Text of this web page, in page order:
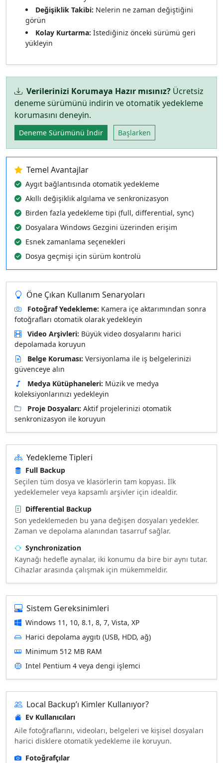
Değişiklik Takibi: Nelerin ne zaman değiştiğini
görün
Kolay Kurtarma: İstediğiniz önceki sürümü geri
yükleyin
Verilerinizi Korumaya Hazır mısınız? Ücretsiz
deneme sürümünü indirin ve otomatik yedekleme
korumasını deneyin.
Deneme Sürümünü İndir Başlarken
Temel Avantajlar
Aygıt bağlantısında otomatik yedekleme
Akıllı değişiklik algılama ve senkronizasyon
Birden fazla yedekleme tipi (full, differential, sync)
Dosyalara Windows Gezgini üzerinden erişim
Esnek zamanlama seçenekleri
Dosya geçmişi için sürüm kontrolü
Öne Çıkan Kullanım Senaryoları
Fotoğraf Yedekleme: Kamera içe aktarımından sonra
fotoğrafları otomatik olarak yedekleyin
Video Arşivleri: Büyük video dosyalarını harici
depolamada koruyun
Belge Koruması: Versiyonlama ile iş belgelerinizi
güvenceye alın
Medya Kütüphaneleri: Müzik ve medya
koleksiyonlarınızı yedekleyin
Proje Dosyaları: Aktif projelerinizi otomatik
senkronizasyon ile koruyun
Yedekleme Tipleri
Full Backup
Seçilen tüm dosya ve klasörlerin tam kopyası. İlk
yedeklemeler veya kapsamlı arşivler için idealdir.
Differential Backup
Son yedeklemeden bu yana değişen dosyaları yedekler.
Zaman ve depolama alanından tasarruf sağlar.
Synchronization
Kaynağı hedefle aynalar, iki konumu da bire bir aynı tutar.
Cihazlar arasında çalışmak için mükemmeldir.
Sistem Gereksinimleri
Windows 11, 10, 8.1, 8, 7, Vista, XP
Harici depolama aygıtı (USB, HDD, ağ)
Minimum 512 MB RAM
Intel Pentium 4 veya dengi işlemci
Local Backup’ı Kimler Kullanıyor?
Ev Kullanıcıları
Aile fotoğraflarını, videoları, belgeleri ve kişisel dosyaları
harici disklere otomatik yedekleme ile koruyun.
Fotoğrafçılar